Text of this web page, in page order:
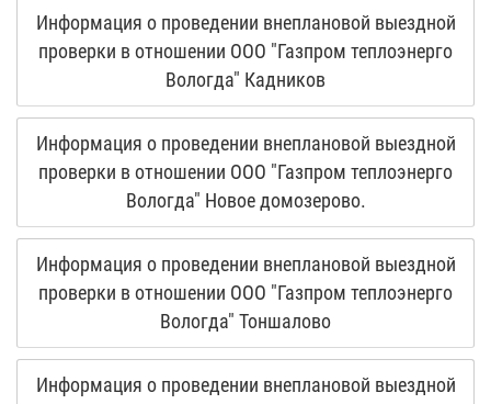
Информация о проведении внеплановой выездной
проверки в отношении ООО "Газпром теплоэнерго
Вологда" Кадников
Информация о проведении внеплановой выездной
проверки в отношении ООО "Газпром теплоэнерго
Вологда" Новое домозерово.
Информация о проведении внеплановой выездной
проверки в отношении ООО "Газпром теплоэнерго
Вологда" Тоншалово
Информация о проведении внеплановой выездной